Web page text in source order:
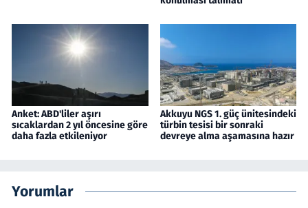
Anket: ABD'liler aşırı
sıcaklardan 2 yıl öncesine göre
daha fazla etkileniyor
Akkuyu NGS 1. güç ünitesindeki
türbin tesisi bir sonraki
devreye alma aşamasına hazır
Yorumlar